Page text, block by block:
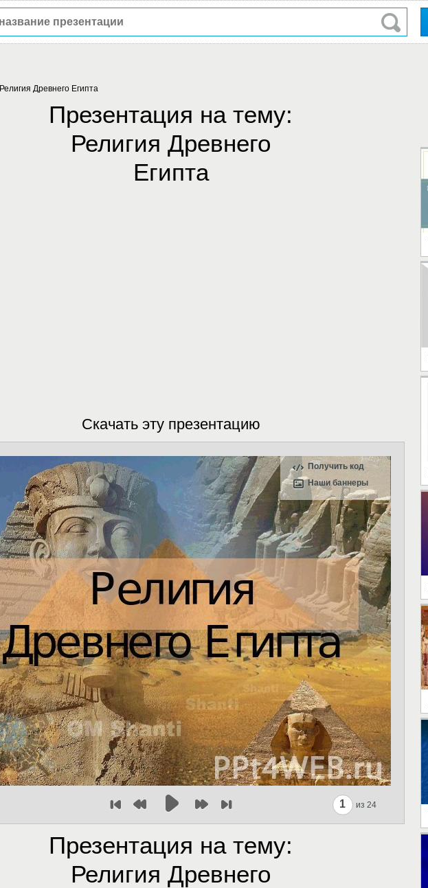
Религия Древнего Египта
Презентация на тему:
Религия Древнего
Египта
Скачать эту презентацию
Получить код
Наши баннеры
1 из 24
Презентация на тему:
Религия Древнего